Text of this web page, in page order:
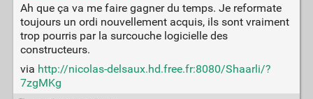
Ah que ça va me faire gagner du temps. Je reformate
toujours un ordi nouvellement acquis, ils sont vraiment
trop pourris par la surcouche logicielle des
constructeurs.
via http://nicolas-delsaux.hd.free.fr:8080/Shaarli/?
7zgMKg